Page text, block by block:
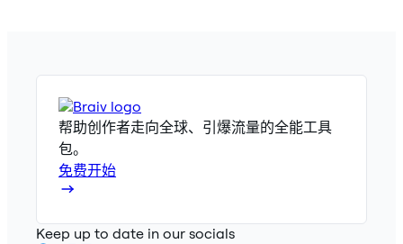
帮助创作者走向全球、引爆流量的全能工具
包。
免费开始
Keep up to date in our socials